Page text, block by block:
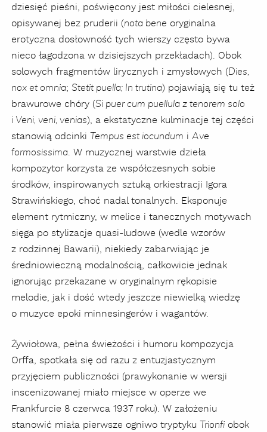
dziesięć pieśni, poświęcony jest miłości cielesnej,
opisywanej bez pruderii (nota bene oryginalna
erotyczna dosłowność tych wierszy często bywa
nieco łagodzona w dzisiejszych przekładach). Obok
solowych fragmentów lirycznych i zmysłowych (Dies,
nox et omnia; Stetit puella; In trutina) pojawiają się tu też
brawurowe chóry (Si puer cum puellula z tenorem solo
i Veni, veni, venias), a ekstatyczne kulminacje tej części
stanowią odcinki
Tempus est iocundum i Ave
formosissima. W muzycznej warstwie dzieła
kompozytor korzysta ze współczesnych sobie
środków, inspirowanych sztuką orkiestracji Igora
Strawińskiego, choć nadal tonalnych. Eksponuje
element rytmiczny, w melice i tanecznych motywach
sięga po stylizacje quasi-ludowe (wedle wzorów
z rodzinnej Bawarii), niekiedy zabarwiając je
średniowieczną modalnością, całkowicie jednak
ignorując przekazane w oryginalnym rękopisie
melodie, jak i dość wtedy jeszcze niewielką wiedzę
o muzyce epoki minnesingerów i wagantów.
Żywiołowa, pełna świeżości i humoru kompozycja
Orffa, spotkała się od razu z entuzjastycznym
przyjęciem publiczności (prawykonanie w wersji
inscenizowanej miało miejsce w operze we
Frankfurcie 8 czerwca 1937 roku). W założeniu
stanowić miała pierwsze ogniwo tryptyku
Trionfi obok